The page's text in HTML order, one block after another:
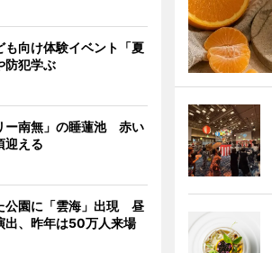
も向け体験イベント「夏
犯学ぶ
ー南無」の睡蓮池 赤い
迎える
公園に「雲海」出現 昼
出、昨年は50万人来場